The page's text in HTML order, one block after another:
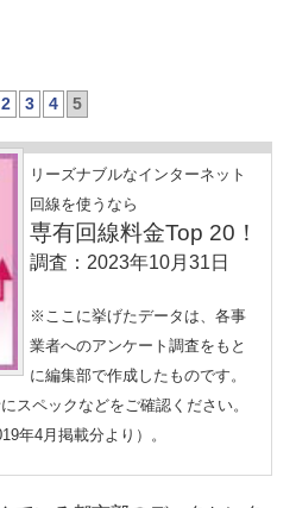
2 3 4 5
リーズナブルなインターネット
回線を使うなら
専有回線料金Top 20！
調査：2023年10月31日
※ここに挙げたデータは、各事
業者へのアンケート調査をもと
に編集部で作成したものです。
スペックなどをご確認ください。
年4月掲載分より）。